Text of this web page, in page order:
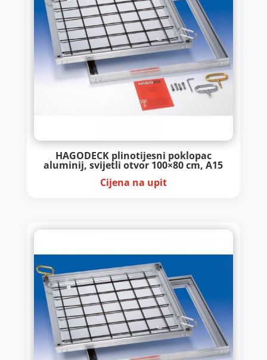
HAGODECK plinotijesni poklopac
aluminij, svijetli otvor 100×80 cm, A15
Cijena na upit